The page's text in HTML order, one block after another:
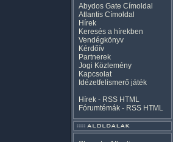
Abydos Gate Címoldal
Atlantis Címoldal
Hírek
Keresés a hírekben
Vendégkönyv
Kérdőív
Partnerek
Jogi Közlemény
Kapcsolat
Idézetfelismerő játék
Hírek - RSS HTML
Fórumtémák - RSS HTML